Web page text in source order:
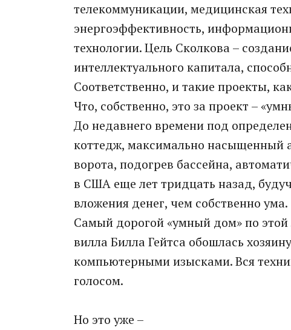
телекоммуникации, медицинская
энергоэффективность,
технологии. Цель Сколкова –
интеллектуального капитала,
Соответственно, и такие проекты,
Что, собственно, это за проект –
До недавнего времени под
коттедж, максимально насыщенный
ворота, подогрев бассейна,
в США еще лет тридцать назад,
вложения денег, чем собственно ума.
Самый дорогой «умный дом» по этой
вилла Билла Гейтса обошлась
компьютерными изысками. Вся
голосом.
Но это уже –